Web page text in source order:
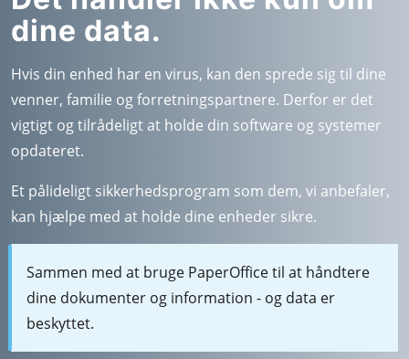
dine data.
Hvis din enhed har en virus, kan den sprede sig til dine
venner, familie og forretningspartnere. Derfor er det
vigtigt og tilrådeligt at holde din software og systemer
opdateret.
Et pålideligt sikkerhedsprogram som dem, vi anbefaler,
kan hjælpe med at holde dine enheder sikre.
Sammen med at bruge PaperOffice til at håndtere
dine dokumenter og information - og data er
beskyttet.